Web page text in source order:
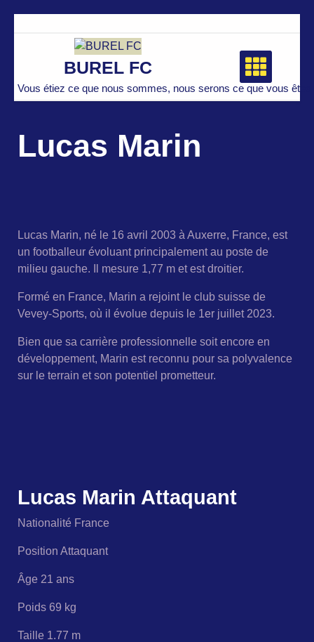
BUREL FC
Vous étiez ce que nous sommes, nous serons ce que vous êtes
Lucas Marin
Lucas Marin, né le 16 avril 2003 à Auxerre, France, est
un footballeur évoluant principalement au poste de
milieu gauche. Il mesure 1,77 m et est droitier.
Formé en France, Marin a rejoint le club suisse de
Vevey-Sports, où il évolue depuis le 1er juillet 2023.
Bien que sa carrière professionnelle soit encore en
développement, Marin est reconnu pour sa polyvalence
sur le terrain et son potentiel prometteur.
Lucas Marin Attaquant
Nationalité France
Position Attaquant
Âge 21 ans
Poids 69 kg
Taille 1.77 m